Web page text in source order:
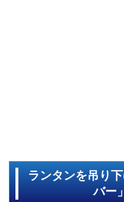
ランタンを吊り
バー